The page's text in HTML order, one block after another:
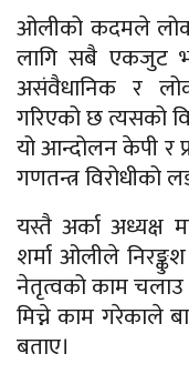
ओलीको कदमले
लागि सबै एकजुट
असंवैधानिक र
गरिएको छ त्यसको
यो आन्दोलन केपी र
गणतन्त्र विरोधीको
यस्तै अर्का अध्यक्ष
शर्मा ओलीले
नेतृत्वको काम चलाउ
मिच्ने काम गरेकाले
बताए।